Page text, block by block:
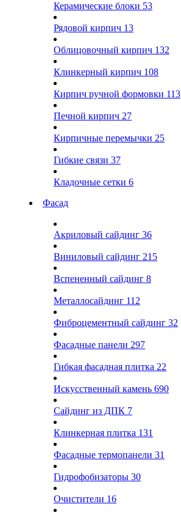
Керамические блоки 53
Рядовой кирпич 13
Облицовочный кирпич 132
Клинкерный кирпич 108
Кирпич ручной формовки 113
Печной кирпич 27
Кирпичные перемычки 25
Гибкие связи 37
Кладочные сетки 6
Фасад
Акриловый сайдинг 36
Виниловый сайдинг 215
Вспененный сайдинг 8
Металлосайдинг 112
Фиброцементный сайдинг 32
Фасадные панели 297
Гибкая фасадная плитка 22
Искусственный камень 690
Сайдинг из ДПК 7
Клинкерная плитка 131
Фасадные термопанели 31
Гидрофобизаторы 30
Очистители 16